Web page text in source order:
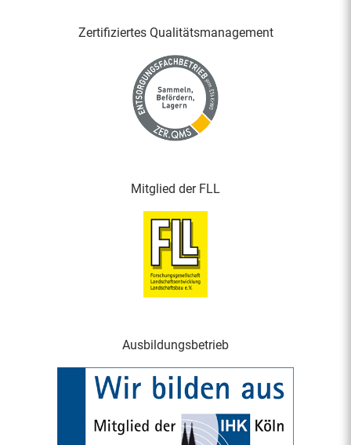
Zertifiziertes Qualitäts­management
Mitglied der FLL
Ausbildungsbetrieb